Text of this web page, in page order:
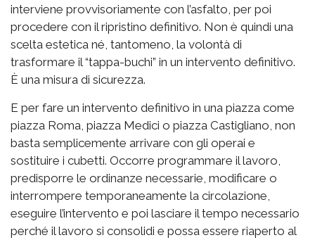
interviene provvisoriamente con l’asfalto, per poi
procedere con il ripristino definitivo. Non è quindi una
scelta estetica né, tantomeno, la volontà di
trasformare il “tappa-buchi” in un intervento definitivo.
È una misura di sicurezza.
E per fare un intervento definitivo in una piazza come
piazza Roma, piazza Medici o piazza Castigliano, non
basta semplicemente arrivare con gli operai e
sostituire i cubetti. Occorre programmare il lavoro,
predisporre le ordinanze necessarie, modificare o
interrompere temporaneamente la circolazione,
eseguire l’intervento e poi lasciare il tempo necessario
perché il lavoro si consolidi e possa essere riaperto al